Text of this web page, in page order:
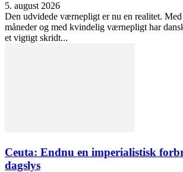
5. august 2026
Den udvidede værnepligt er nu en realitet.
måneder og med kvindelig værnepligt har
et vigtigt skridt...
Ceuta: Endnu en imperialistisk
dagslys